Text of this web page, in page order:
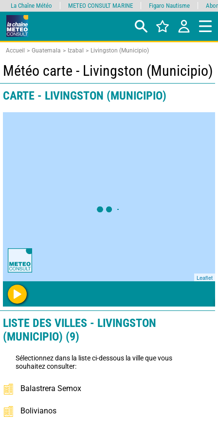
Accueil Guatemala Izabal Livingston (Municipio)
Météo carte - Livingston (Municipio)
CARTE - LIVINGSTON (MUNICIPIO)
Leaflet
LISTE DES VILLES - LIVINGSTON
(MUNICIPIO) (9)
Sélectionnez dans la liste ci-dessous la ville que vous
souhaitez consulter:
Balastrera Semox
Bolivianos
La Chaîne Météo METEO CONSULT MARINE Figaro Nautisme